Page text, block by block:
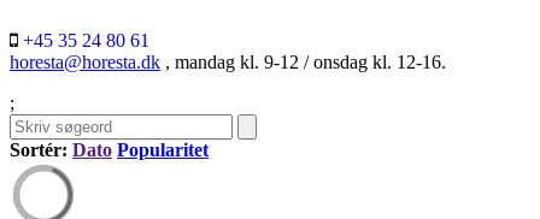
+45 35 24 80 61
horesta@horesta.dk , mandag kl. 9-12 / onsdag kl. 12-16.
;
Sortér: Dato Popularitet